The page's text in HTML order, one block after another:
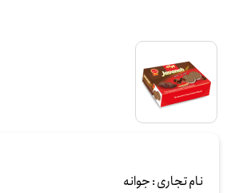
نام تجاری :جوانه